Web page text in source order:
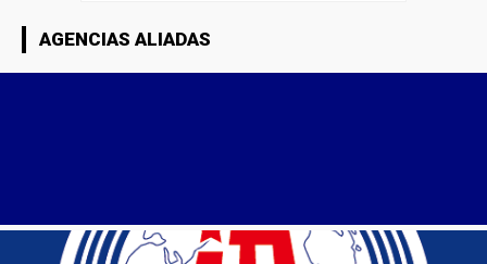
AGENCIAS ALIADAS